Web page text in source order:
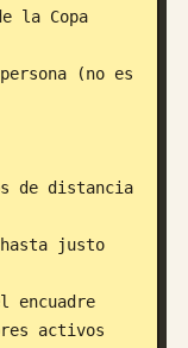
la Copa
(no es
de distancia
justo
encuadre
activos